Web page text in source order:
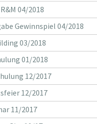
04/2018
Gewinnspiel 04/2018
03/2018
01/2018
12/2017
12/2017
11/2017